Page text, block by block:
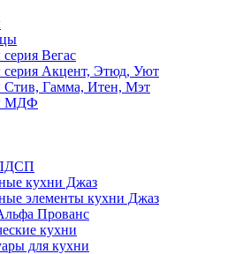
Вегас
Акцент, Этюд, Уют
Гамма, Итен, Мэт
МДФ
кухни Джаз
элементы кухни Джаз
Прованс
кухни
для кухни